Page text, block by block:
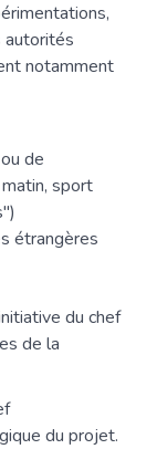
autorités
notamment
de
sport
étrangères
du chef
de la
du projet.